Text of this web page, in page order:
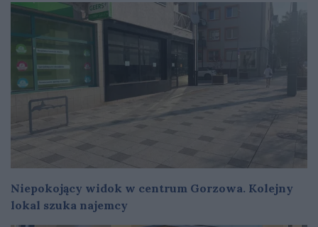
Niepokojący widok w centrum Gorzowa. Kolejny
lokal szuka najemcy